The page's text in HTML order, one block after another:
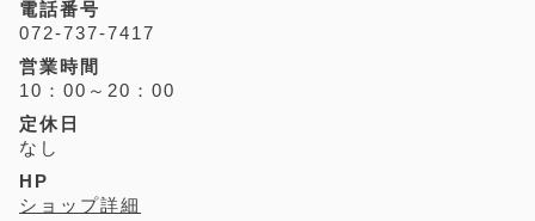
電話番号
072-737-7417
営業時間
10：00～20：00
定休日
なし
HP
ショップ詳細